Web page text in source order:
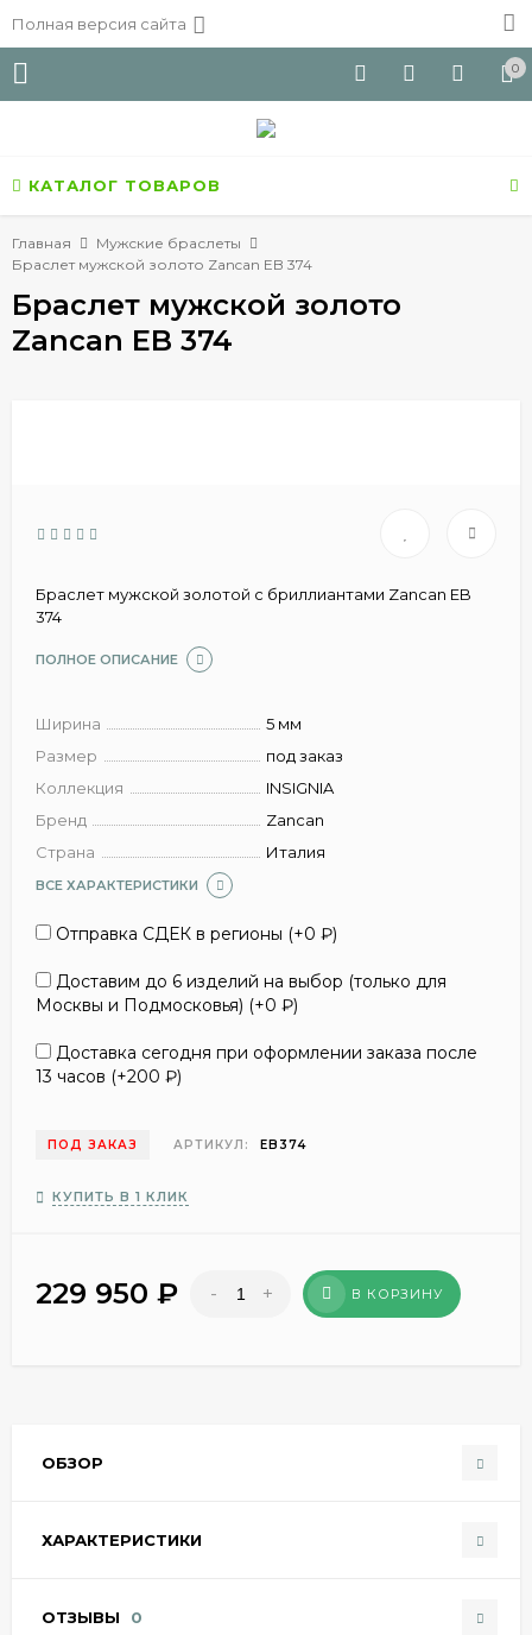
Полная версия сайта
0
КАТАЛОГ ТОВАРОВ
Главная
Мужские браслеты
Браслет мужской золото Zancan EB 374
Браслет мужской золото
Zancan EB 374
Браслет мужской золотой с бриллиантами Zancan EB
374
ПОЛНОЕ ОПИСАНИЕ
Ширина
5 мм
Размер
под заказ
Коллекция
INSIGNIA
Бренд
Zancan
Страна
Италия
ВСЕ ХАРАКТЕРИСТИКИ
Отправка СДЕК в регионы (+0 ₽)
Доставим до 6 изделий на выбор (только для
Москвы и Подмосковья) (+0 ₽)
Доставка сегодня при оформлении заказа после
13 часов (+200 ₽)
ПОД ЗАКАЗ АРТИКУЛ: EB374
КУПИТЬ В 1 КЛИК
229 950 ₽ - + В КОРЗИНУ
ОБЗОР
ХАРАКТЕРИСТИКИ
ОТЗЫВЫ 0